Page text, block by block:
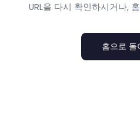
URL을 다시 확인하시거나,
홈으로 돌